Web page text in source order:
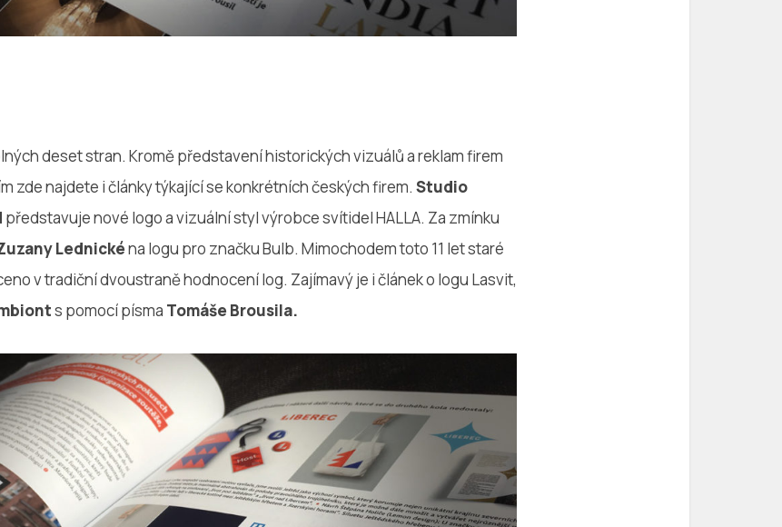
deset stran. Kromě představení historických vizuálů a reklam firem
zde najdete i články týkající se konkrétních českých firem. Studio
představuje nové logo a vizuální styl výrobce svítidel HALLA. Za zmínku
Lednickéna logu pro značku Bulb. Mimochodem toto 11 let staré
v tradiční dvoustraně hodnocení log. Zajímavý je i článek o logu Lasvit,
s pomocí písma Tomáše Brousila.